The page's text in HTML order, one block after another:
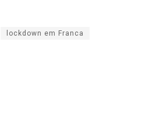
lockdown em Franca